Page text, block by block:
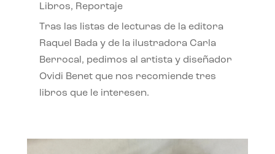
Libros, Reportaje
Tras las listas de lecturas de la editora
Raquel Bada y de la ilustradora Carla
Berrocal, pedimos al artista y diseñador
Ovidi Benet que nos recomiende tres
libros que le interesen.